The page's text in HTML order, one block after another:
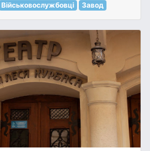
Військовослужбовці Завод